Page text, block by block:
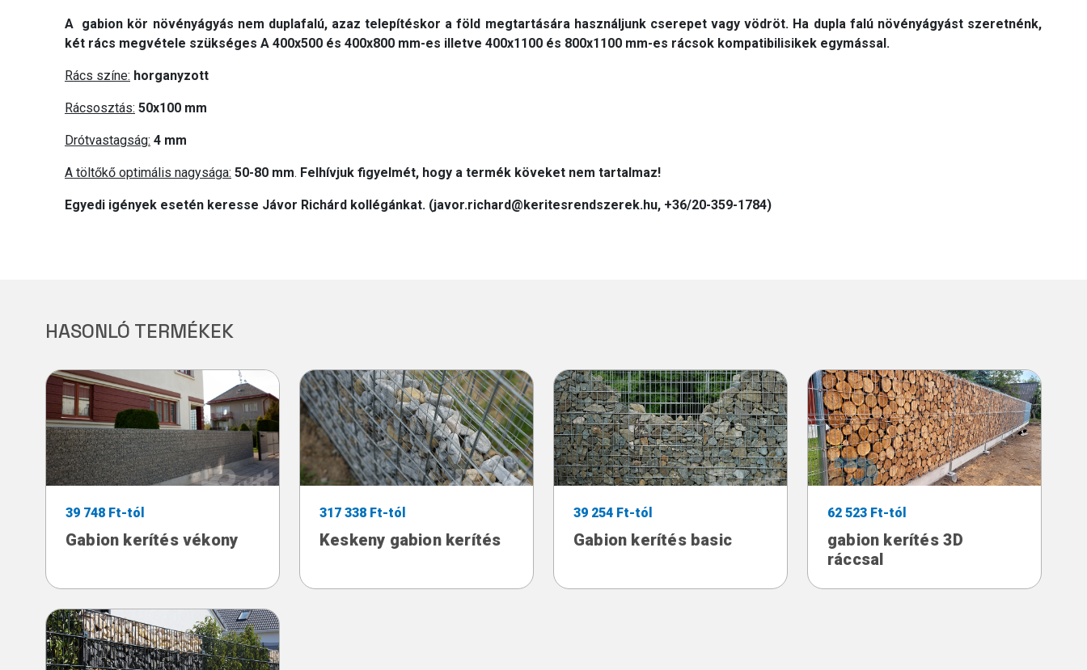
A gabion kör növényágyás nem duplafalú, azaz telepítéskor a föld megtartására használjunk cserepet vagy vödröt. Ha dupla falú növényágyást szeretnénk,
két rács megvétele szükséges A 400x500 és 400x800 mm-es illetve 400x1100 és 800x1100 mm-es rácsok kompatibilisikek egymással.
Rács színe: horganyzott
Rácsosztás: 50x100 mm
Drótvastagság: 4 mm
A töltőkő optimális nagysága: 50-80 mm. Felhívjuk figyelmét, hogy a termék köveket nem tartalmaz!
Egyedi igények esetén keresse Jávor Richárd kollégánkat. (javor.richard@keritesrendszerek.hu, +36/20-359-1784)
HASONLÓ TERMÉKEK
39 748 Ft-tól
Gabion kerítés vékony
317 338 Ft-tól
Keskeny gabion kerítés
39 254 Ft-tól
Gabion kerítés basic
62 523 Ft-tól
gabion kerítés 3D
ráccsal